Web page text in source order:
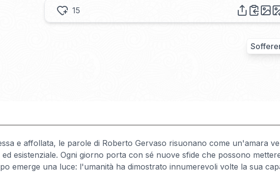
15
e affollata, le parole di Roberto Gervaso risuonano come un'amara
esistenziale. Ogni giorno porta con sé nuove sfide che possono
emerge una luce: l'umanità ha dimostrato innumerevoli volte la sua